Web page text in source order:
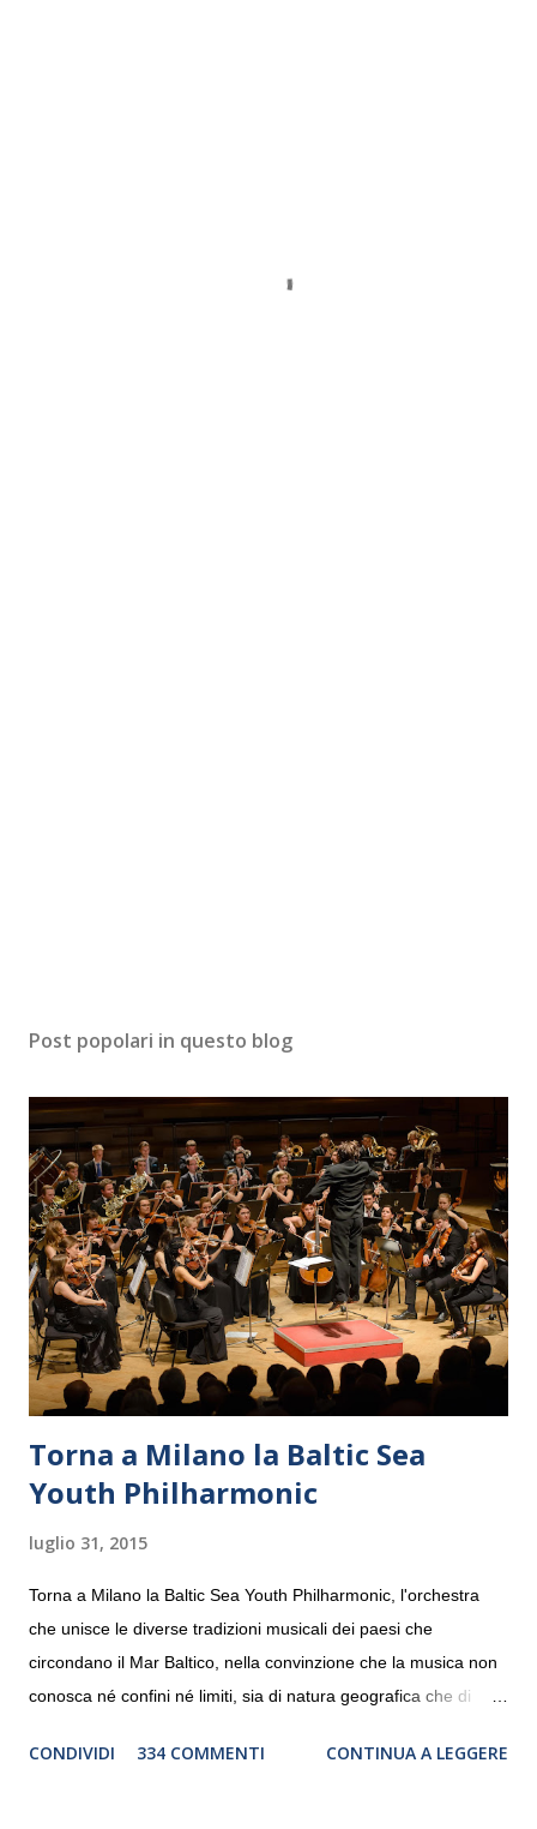
Post popolari in questo blog
Torna a Milano la Baltic Sea
Youth Philharmonic
luglio 31, 2015
Torna a Milano la Baltic Sea Youth Philharmonic, l'orchestra
che unisce le diverse tradizioni musicali dei paesi che
circondano il Mar Baltico, nella convinzione che la musica non
conosca né confini né limiti, sia di natura geografica che di
debutterà il 10 settembre a Heiden, in Germania, e toccherà, in
CONDIVIDI 334 COMMENTI CONTINUA A LEGGERE